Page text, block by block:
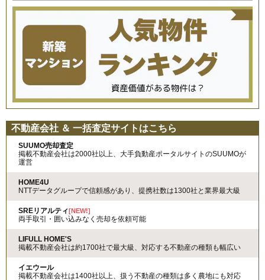
不動産会社 ＆ 一括査定サイトはこちら
SUUMO売却査定
掲載不動産会社は2000社以上、大手負動産ポータルサイトのSUUMOが
運営
HOME4U
NTTデータグループで信頼感があり、提携社数は1300社と業界最大級
SREリアルティ[NEW!]
両手取引・囲い込みなく売却を依頼可能
LIFULL HOME'S
掲載不動産会社は約1700社で最大級、対応する不動産の種類も幅広い
イエウール
掲載不動産会社は1400社以上、扱う不動産の種類は多く農地にも対応